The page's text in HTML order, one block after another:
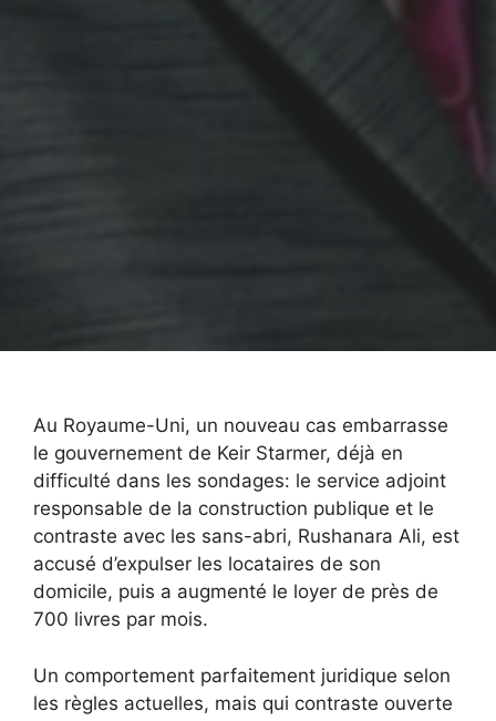
Au Royaume-Uni, un nouveau cas embarrasse
le gouvernement de Keir Starmer, déjà en
difficulté dans les sondages: le service adjoint
responsable de la construction publique et le
contraste avec les sans-abri, Rushanara Ali, est
accusé d’expulser les locataires de son
domicile, puis a augmenté le loyer de près de
700 livres par mois.
Un comportement parfaitement juridique selon
les règles actuelles, mais qui contraste ouverte